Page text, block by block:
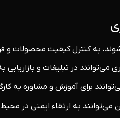
به کنترل کیفیت محصولات و
می‌توانند در تبلیغات و
برای آموزش و مشاوره به
می‌توانند به ارتقاء ایمنی در